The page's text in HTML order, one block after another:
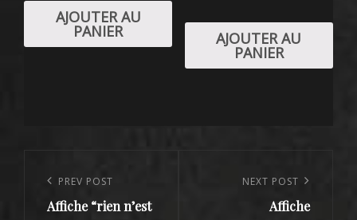
AJOUTER AU
PANIER AJOUTER AU
PANIER
l’article
Previous
Post
PREV POST
Affiche “rien n’est
NEXT POST
Affiche